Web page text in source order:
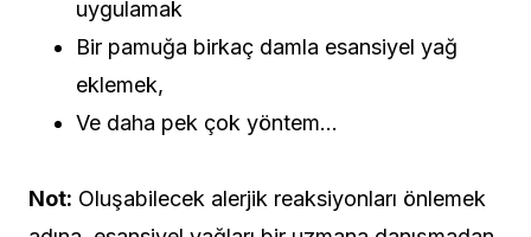
uygulamak
Bir pamuğa birkaç damla esansiyel yağ
eklemek,
Ve daha pek çok yöntem…
Not: Oluşabilecek alerjik reaksiyonları önlemek